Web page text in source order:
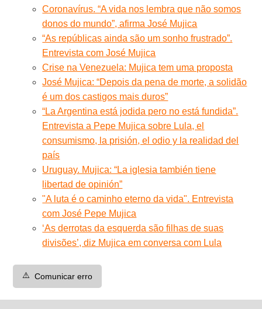
Coronavírus. “A vida nos lembra que não somos
donos do mundo”, afirma José Mujica
“As repúblicas ainda são um sonho frustrado”.
Entrevista com José Mujica
Crise na Venezuela: Mujica tem uma proposta
José Mujica: “Depois da pena de morte, a solidão
é um dos castigos mais duros”
“La Argentina está jodida pero no está fundida”.
Entrevista a Pepe Mujica sobre Lula, el
consumismo, la prisión, el odio y la realidad del
país
Uruguay. Mujica: “La iglesia también tiene
libertad de opinión”
"A luta é o caminho eterno da vida". Entrevista
com José Pepe Mujica
‘As derrotas da esquerda são filhas de suas
divisões’, diz Mujica em conversa com Lula
⚠️ Comunicar erro